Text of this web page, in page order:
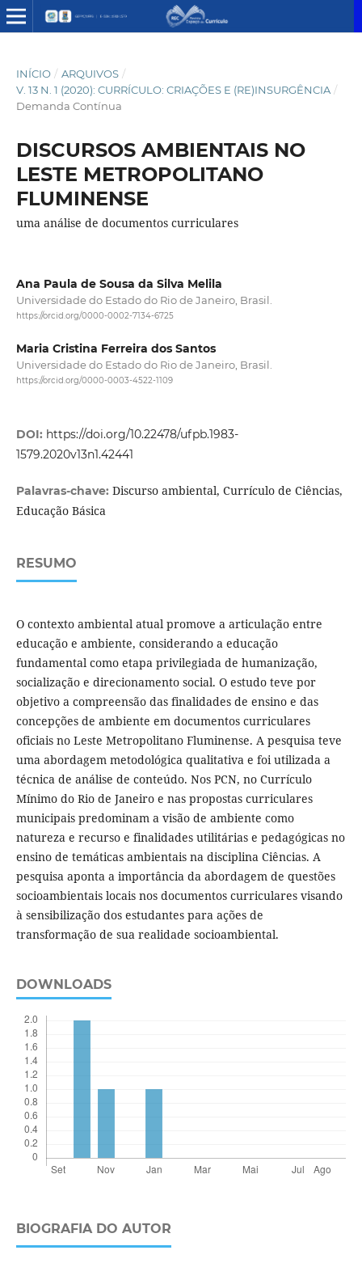
INÍCIO / ARQUIVOS /
V. 13 N. 1 (2020): CURRÍCULO: CRIAÇÕES E (RE)INSURGÊNCIA /
Demanda Contínua
DISCURSOS AMBIENTAIS NO
LESTE METROPOLITANO
FLUMINENSE
uma análise de documentos curriculares
Ana Paula de Sousa da Silva Melila
Universidade do Estado do Rio de Janeiro, Brasil.
https://orcid.org/0000-0002-7134-6725
Maria Cristina Ferreira dos Santos
Universidade do Estado do Rio de Janeiro, Brasil.
https://orcid.org/0000-0003-4522-1109
DOI: https://doi.org/10.22478/ufpb.1983-
1579.2020v13n1.42441
Palavras-chave: Discurso ambiental, Currículo de Ciências,
Educação Básica
RESUMO
O contexto ambiental atual promove a articulação entre
educação e ambiente, considerando a educação
fundamental como etapa privilegiada de humanização,
socialização e direcionamento social. O estudo teve por
objetivo a compreensão das finalidades de ensino e das
concepções de ambiente em documentos curriculares
oficiais no Leste Metropolitano Fluminense. A pesquisa teve
uma abordagem metodológica qualitativa e foi utilizada a
técnica de análise de conteúdo. Nos PCN, no Currículo
Mínimo do Rio de Janeiro e nas propostas curriculares
municipais predominam a visão de ambiente como
natureza e recurso e finalidades utilitárias e pedagógicas no
ensino de temáticas ambientais na disciplina Ciências. A
pesquisa aponta a importância da abordagem de questões
socioambientais locais nos documentos curriculares visando
à sensibilização dos estudantes para ações de
transformação de sua realidade socioambiental.
DOWNLOADS
BIOGRAFIA DO AUTOR